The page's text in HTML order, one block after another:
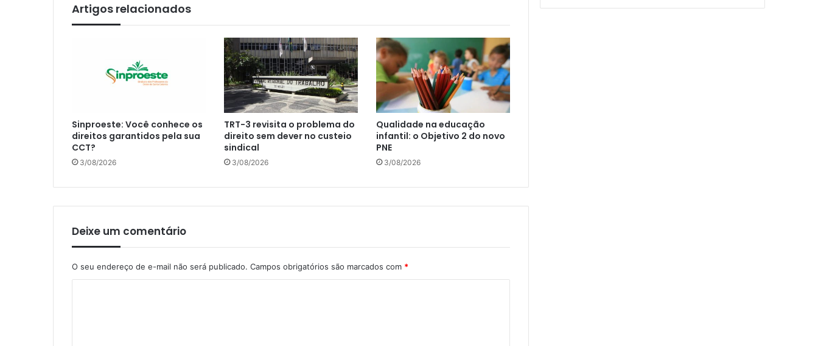
Artigos relacionados
Sinproeste: Você conhece os
direitos garantidos pela sua
CCT?
3/08/2026
TRT-3 revisita o problema do
direito sem dever no custeio
sindical
3/08/2026
Qualidade na educação
infantil: o Objetivo 2 do novo
PNE
3/08/2026
Deixe um comentário
O seu endereço de e-mail não será publicado. Campos obrigatórios são marcados com *